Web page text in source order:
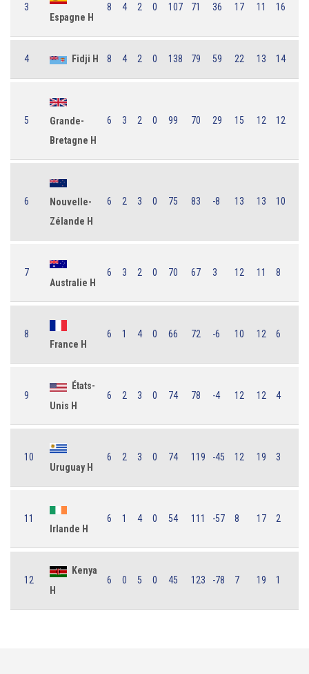
3
Espagne H
8 4 2 0 107 71 36 17 11 16
4 Fidji H 8 4 2 0 138 79 59 22 13 14
5
Grande-
Bretagne H
6 3 2 0 99 70 29 15 12 12
6
Nouvelle-
Zélande H
6 2 3 0 75 83 -8 13 13 10
7
Australie H
6 3 2 0 70 67 3 12 11 8
8
France H
6 1 4 0 66 72 -6 10 12 6
9
États-
Unis H
6 2 3 0 74 78 -4 12 12 4
10
Uruguay H
6 2 3 0 74 119 -45 12 19 3
11
Irlande H
6 1 4 0 54 111 -57 8 17 2
12
Kenya
H
6 0 5 0 45 123 -78 7 19 1